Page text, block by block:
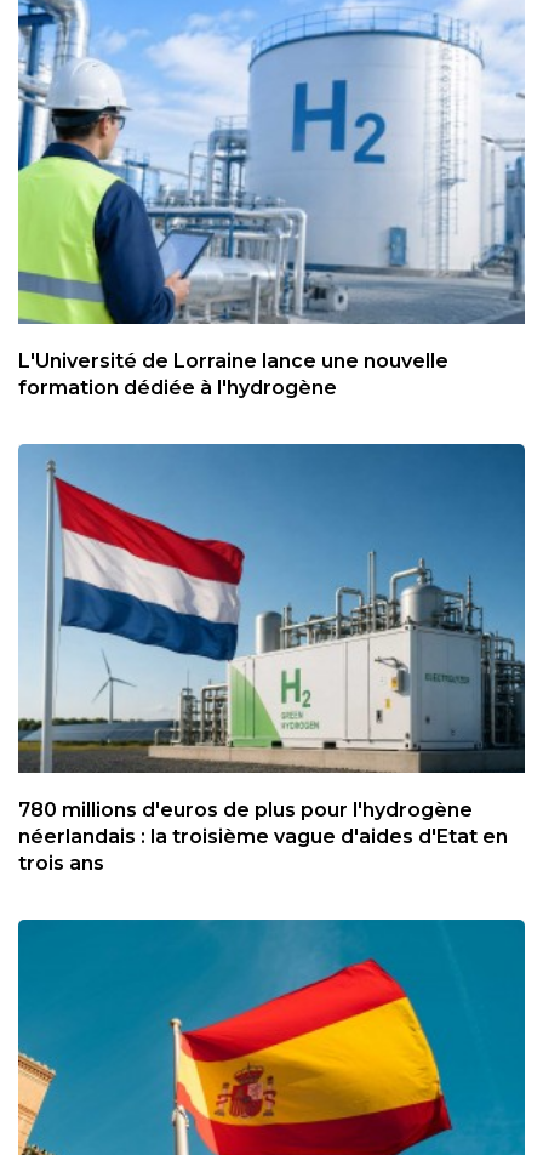
L'Université de Lorraine lance une nouvelle
formation dédiée à l'hydrogène
780 millions d'euros de plus pour l'hydrogène
néerlandais : la troisième vague d'aides d'Etat en
trois ans